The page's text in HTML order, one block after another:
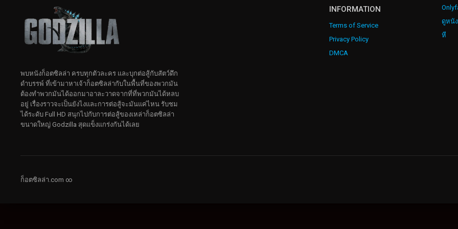
INFORMATION
Terms of Service
Privacy Policy
DMCA
ดูหนั
หี
พบหนังก็อตซิลล่า ครบทุกตัวละคร และบุกต่อสู้กับสัตว์ดึก
ดําบรรพ์ ที่เข้ามาหาเจ้าก็อตซิลล่ากับในพื้นที่ของพวกมัน
ต้องทำพวกมันได้ออกมาอาละวาดจากที่ที่พวกมันได้หลบ
อยู่ เรื่องราวจะเป็นยังไงและการต่อสู้จะมันแค่ไหน รับชม
ได้ระดับ Full HD สนุกไปกับการต่อสู้ของเหล่าก็อตซิลล่า
ขนาดใหญ่ Godzilla สุดแข็งแกร่งกันได้เลย
ก็อตซิลล่า.com ∞